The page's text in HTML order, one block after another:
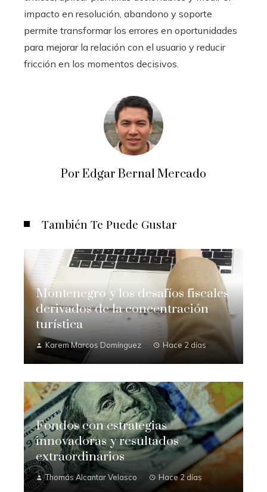
impacto en resolución, abandono y soporte
permite transformar los errores en oportunidades
para mejorar la relación con el usuario y reducir
fricción en los momentos decisivos.
Por Edgar Bernal Mercado
También Te Puede Gustar
Montenegro y los desafíos fiscales
derivados de la concentración
turística
Karem Marcos Domínguez Hace 2 días
Fondos con estrategias
innovadoras y resultados
extraordinarios
Thomás Alcantar Velasco Hace 2 días